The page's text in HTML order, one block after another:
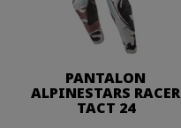
PANTALON
ALPINESTARS RACER
TACT 24